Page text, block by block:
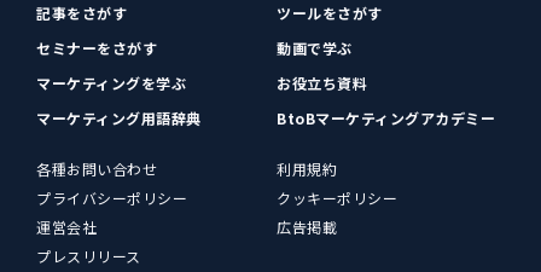
記事をさがす
ツールをさがす
セミナーをさがす
動画で学ぶ
マーケティングを学ぶ
お役立ち資料
マーケティング用語辞典
BtoBマーケティングアカデミー
各種お問い合わせ
利用規約
プライバシーポリシー
クッキーポリシー
運営会社
広告掲載
プレスリリース